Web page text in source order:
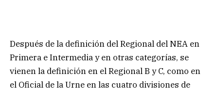
Después de la definición del Regional del NEA en
Primera e Intermedia y en otras categorías, se
vienen la definición en el Regional B y C, como en
el Oficial de la Urne en las cuatro divisiones de